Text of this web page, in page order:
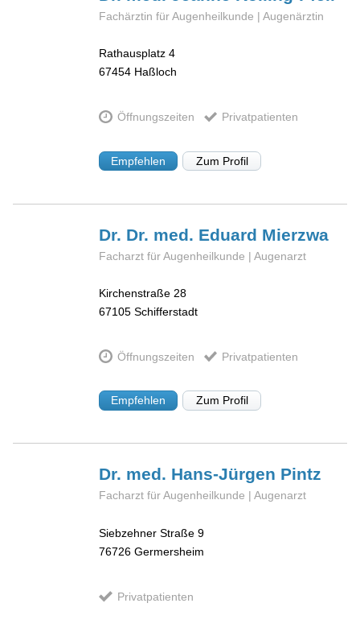
Fachärztin für Augenheilkunde | Augenärztin
Rathausplatz 4
67454 Haßloch
Öffnungszeiten Privatpatienten
Empfehlen Zum Profil
Dr. Dr. med. Eduard Mierzwa
Facharzt für Augenheilkunde | Augenarzt
Kirchenstraße 28
67105 Schifferstadt
Öffnungszeiten Privatpatienten
Empfehlen Zum Profil
Dr. med. Hans-Jürgen Pintz
Facharzt für Augenheilkunde | Augenarzt
Siebzehner Straße 9
76726 Germersheim
Privatpatienten